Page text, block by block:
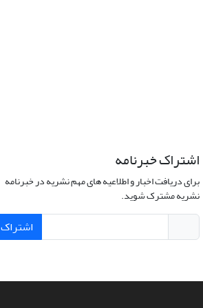
اشتراک خبرنامه
برای دریافت اخبار و اطلاعیه های مهم نشریه در خبرنامه
نشریه مشترک شوید.
اشتراک